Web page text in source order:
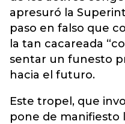
apresuró la
paso en falso que
la tan cacareada
sentar un funesto
hacia el futuro.
Este tropel, que
pone de manifiesto